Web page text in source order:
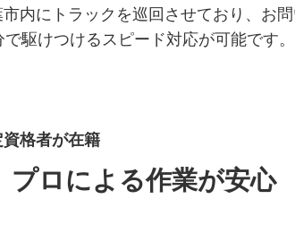
市内にトラックを巡回させており、お
で駆けつけるスピード対応が可能です。
資格者が在籍
プロによる作業が安心